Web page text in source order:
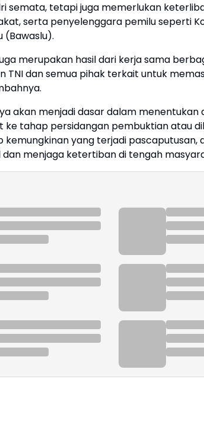
semata, tetapi juga memerlukan
serta penyelenggara pemilu seperti
(Bawaslu).
merupakan hasil dari kerja sama
TNI dan semua pihak terkait untuk
akan menjadi dasar dalam
ke tahap persidangan pembuktian atau
kemungkinan yang terjadi
menjaga ketertiban di tengah